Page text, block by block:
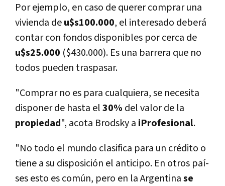
Por ejemplo, en caso de querer comprar una
vivienda deu$s100.000, el interesado deberá
contar con fondos disponibles por cerca de
u$s25.000 ($430.000). Es una barrera que no
todos pueden traspasar.
"Comprar no es para cualquiera, se necesita
disponer de hasta el30% del valor de la
propiedad", acota Brodsky a iProfesional.
"No todo el mundo clasifica para un crédito o
tiene a su disposición el anticipo. En otros paí­
ses esto es común, pero en la Argentinase